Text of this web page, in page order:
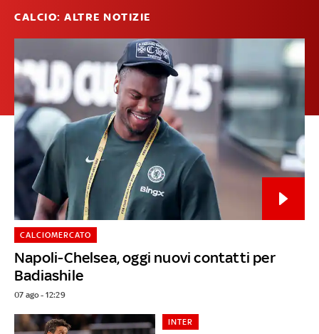
CALCIO: ALTRE NOTIZIE
Napoli-Chelsea, oggi nuovi contatti per
Badiashile
CALCIOMERCATO
07 ago - 12:29
INTER